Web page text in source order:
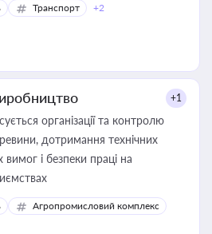
Транспорт +2
+1
організації та контролю
дотримання технічних
вимог і безпеки праці на
Агропромисловий комплекс